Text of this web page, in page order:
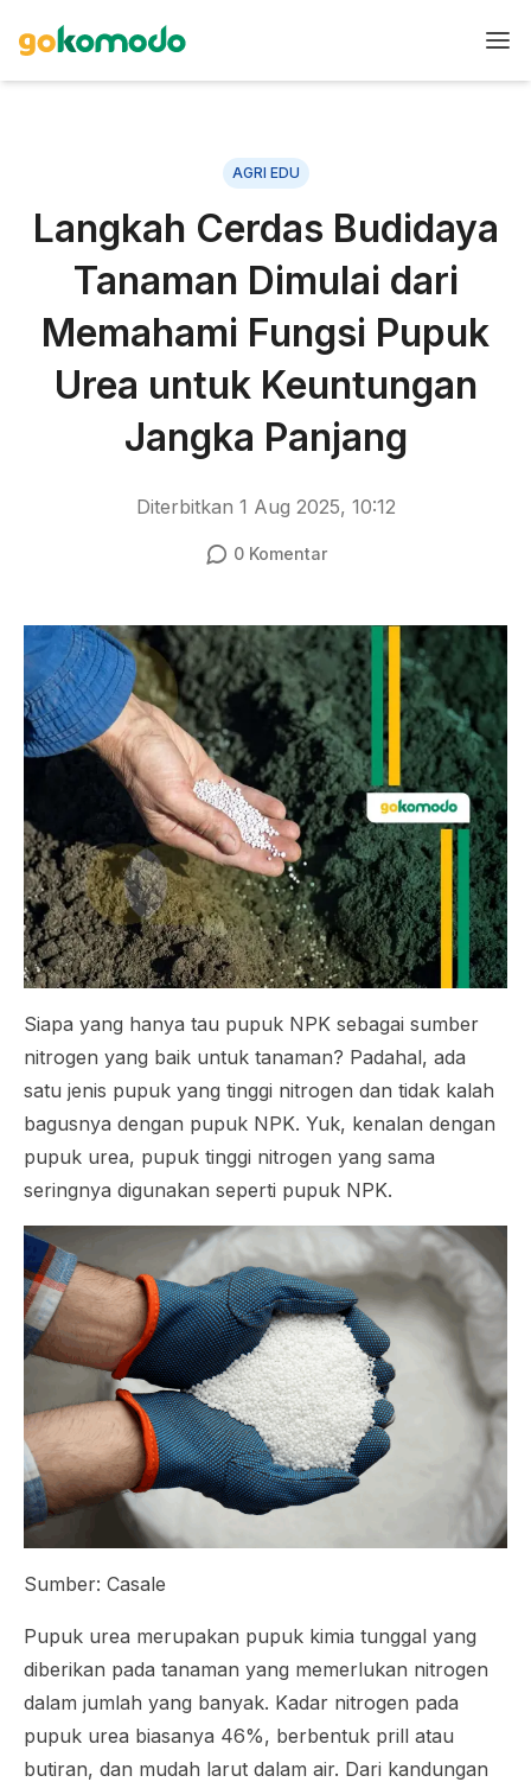
AGRI EDU
Langkah Cerdas Budidaya
Tanaman Dimulai dari
Memahami Fungsi Pupuk
Urea untuk Keuntungan
Jangka Panjang
Diterbitkan 1 Aug 2025, 10:12
0Komentar
Siapa yang hanya tau pupuk NPK sebagai sumber
nitrogen yang baik untuk tanaman? Padahal, ada
satu jenis pupuk yang tinggi nitrogen dan tidak kalah
bagusnya dengan pupuk NPK. Yuk, kenalan dengan
pupuk urea, pupuk tinggi nitrogen yang sama
seringnya digunakan seperti pupuk NPK.
Sumber: Casale
Pupuk urea merupakan pupuk kimia tunggal yang
diberikan pada tanaman yang memerlukan nitrogen
dalam jumlah yang banyak. Kadar nitrogen pada
pupuk urea biasanya 46%, berbentuk prill atau
butiran, dan mudah larut dalam air. Dari kandungan